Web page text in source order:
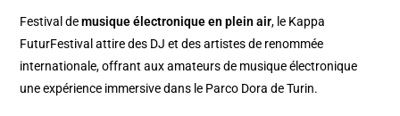
Festival demusique électronique en plein air, le Kappa
FuturFestival attire des DJ et des artistes de renommée
internationale, offrant aux amateurs de musique électronique
une expérience immersive dans le Parco Dora de Turin. ​